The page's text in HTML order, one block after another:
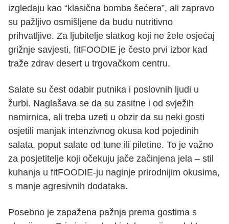
izgledaju kao “klasična bomba šećera”, ali zapravo
su pažljivo osmišljene da budu nutritivno
prihvatljive. Za ljubitelje slatkog koji ne žele osjećaj
grižnje savjesti, fitFOODIE je često prvi izbor kad
traže zdrav desert u trgovačkom centru.
Salate su čest odabir putnika i poslovnih ljudi u
žurbi. Naglašava se da su zasitne i od svježih
namirnica, ali treba uzeti u obzir da su neki gosti
osjetili manjak intenzivnog okusa kod pojedinih
salata, poput salate od tune ili piletine. To je važno
za posjetitelje koji očekuju jače začinjena jela – stil
kuhanja u fitFOODIE-ju naginje prirodnijim okusima,
s manje agresivnih dodataka.
Posebno je zapažena pažnja prema gostima s